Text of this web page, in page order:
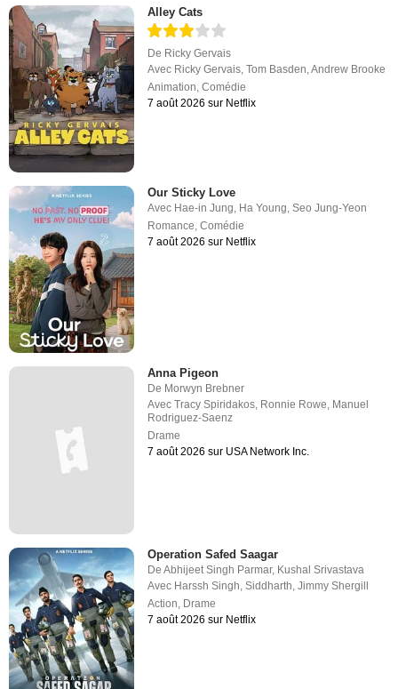
Alley Cats
De Ricky Gervais
Avec Ricky Gervais ,Tom Basden ,Andrew Brooke
Animation ,Comédie
7 août 2026 sur Netflix
Our Sticky Love
Avec Hae-in Jung, Ha Young,Seo Jung-Yeon
Romance,Comédie
7 août 2026 sur Netflix
Anna Pigeon
De Morwyn Brebner
AvecTracy Spiridakos, Ronnie Rowe, Manuel
Rodriguez-Saenz
Drame
7 août 2026 sur USA Network Inc.
Operation Safed Saagar
DeAbhijeet Singh Parmar, Kushal Srivastava
Avec Harssh Singh ,Siddharth ,Jimmy Shergill
Action Drame
7 août 2026 sur Netflix